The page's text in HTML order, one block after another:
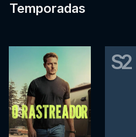
Temporadas
S2